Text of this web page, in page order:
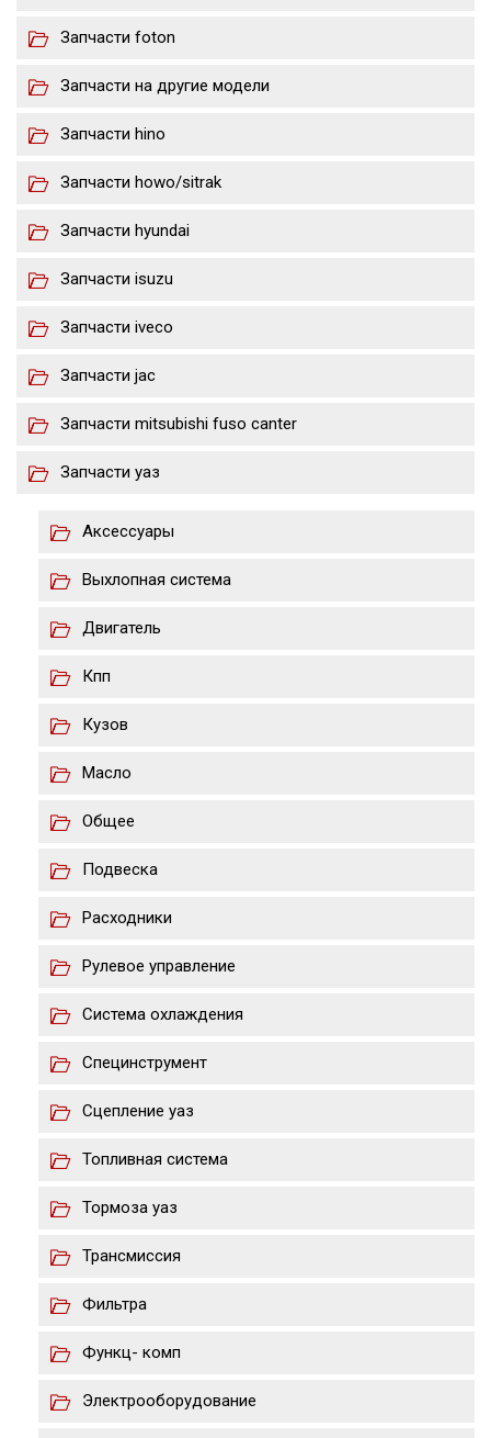
Запчасти foton
Запчасти на другие модели
Запчасти hino
Запчасти howo/sitrak
Запчасти hyundai
Запчасти isuzu
Запчасти iveco
Запчасти jac
Запчасти mitsubishi fuso canter
Запчасти уаз
Аксессуары
Выхлопная система
Двигатель
Кпп
Кузов
Масло
Общее
Подвеска
Расходники
Рулевое управление
Система охлаждения
Специнструмент
Сцепление уаз
Топливная система
Тормоза уаз
Трансмиссия
Фильтра
Функц- комп
Электрооборудование